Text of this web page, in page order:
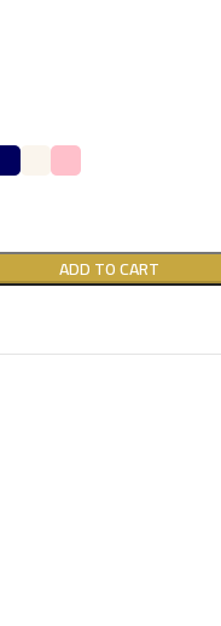
ADD TO CART